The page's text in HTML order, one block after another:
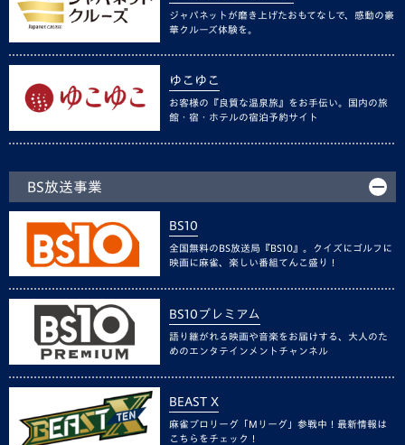
ジャパネットが磨き上げたおもてなしで、感動の豪
華クルーズ体験を。
ゆこゆこ
お客様の『良質な温泉旅』をお手伝い。国内の旅
館・宿・ホテルの宿泊予約サイト
BS放送事業
BS10
全国無料のBS放送局『BS10』。クイズにゴルフに
映画に麻雀、楽しい番組てんこ盛り！
BS10プレミアム
語り継がれる映画や音楽をお届けする、大人のた
めのエンタテインメントチャンネル
BEAST X
麻雀プロリーグ「Mリーグ」参戦中！最新情報は
こちらをチェック！